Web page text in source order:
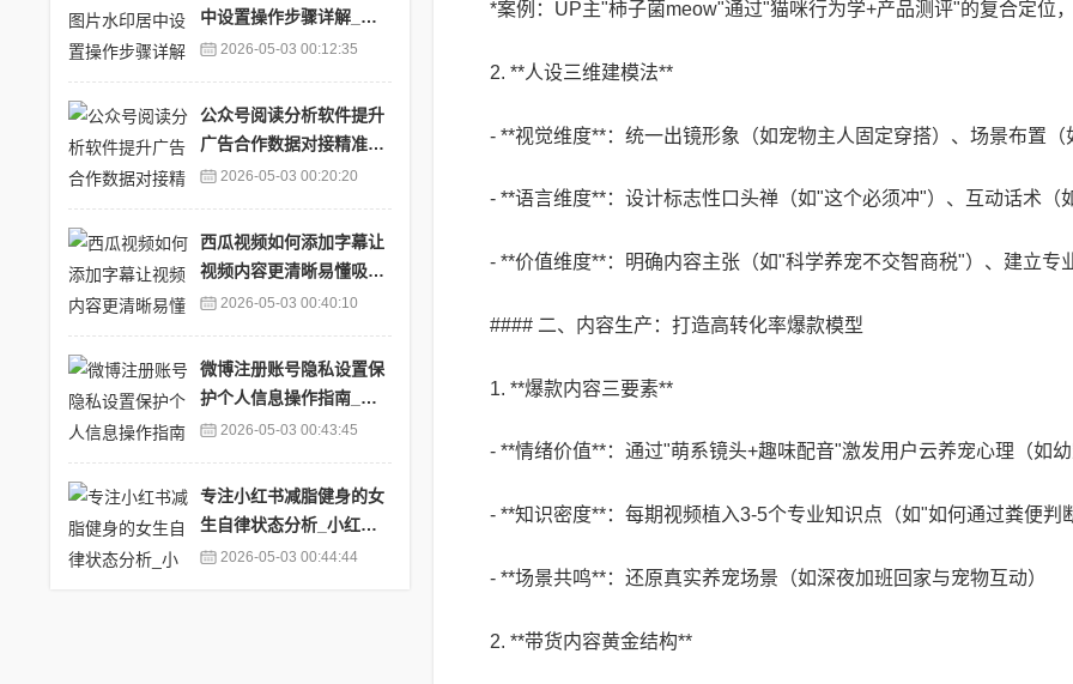
中设置操作步骤详解_微
博故事的图片怎么保存
2026-05-03 00:12:35
公众号阅读分析软件提升
广告合作数据对接精准度
_公众号阅读推广
2026-05-03 00:20:20
西瓜视频如何添加字幕让
视频内容更清晰易懂吸引
观众_西瓜视频上面的字
2026-05-03 00:40:10
微博注册账号隐私设置保
护个人信息操作指南_微
博怎么弄隐私用户
2026-05-03 00:43:45
专注小红书减脂健身的女
生自律状态分析_小红书
上自律的生活是真的吗
2026-05-03 00:44:44
*案例：UP主"柿子菌meow"通过"猫咪行为学+产品测评"的复合定位
2. **人设三维建模法**
- **视觉维度**：统一出镜形象（如宠物主人固定穿搭）、场景布置（
- **语言维度**：设计标志性口头禅（如"这个必须冲"）、互动话术（
- **价值维度**：明确内容主张（如"科学养宠不交智商税"）、建立专
#### 二、内容生产：打造高转化率爆款模型
1. **爆款内容三要素**
- **情绪价值**：通过"萌系镜头+趣味配音"激发用户云养宠心理（如幼
- **知识密度**：每期视频植入3-5个专业知识点（如"如何通过粪便判
- **场景共鸣**：还原真实养宠场景（如深夜加班回家与宠物互动）
2. **带货内容黄金结构**